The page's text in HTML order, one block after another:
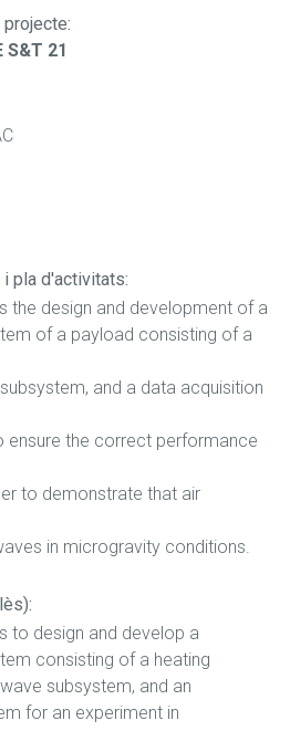
:
S&T 21
pla d'activitats:
the design and development of a
of a payload consisting of a
and a data acquisition
ensure the correct performance
to demonstrate that air
in microgravity conditions.
to design and develop a
consisting of a heating
subsystem, and an
for an experiment in